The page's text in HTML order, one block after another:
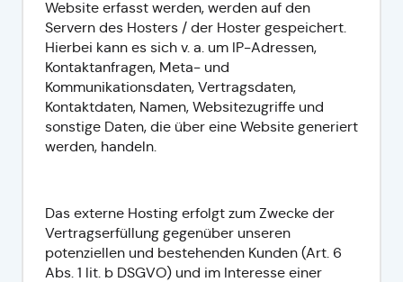
Website erfasst werden, werden auf den
Servern des Hosters / der Hoster gespeichert.
Hierbei kann es sich v. a. um IP-Adressen,
Kontaktanfragen, Meta- und
Kommunikationsdaten, Vertragsdaten,
Kontaktdaten, Namen, Websitezugriffe und
sonstige Daten, die über eine Website generiert
werden, handeln.
Das externe Hosting erfolgt zum Zwecke der
Vertragserfüllung gegenüber unseren
potenziellen und bestehenden Kunden (Art. 6
Abs. 1 lit. b DSGVO) und im Interesse einer